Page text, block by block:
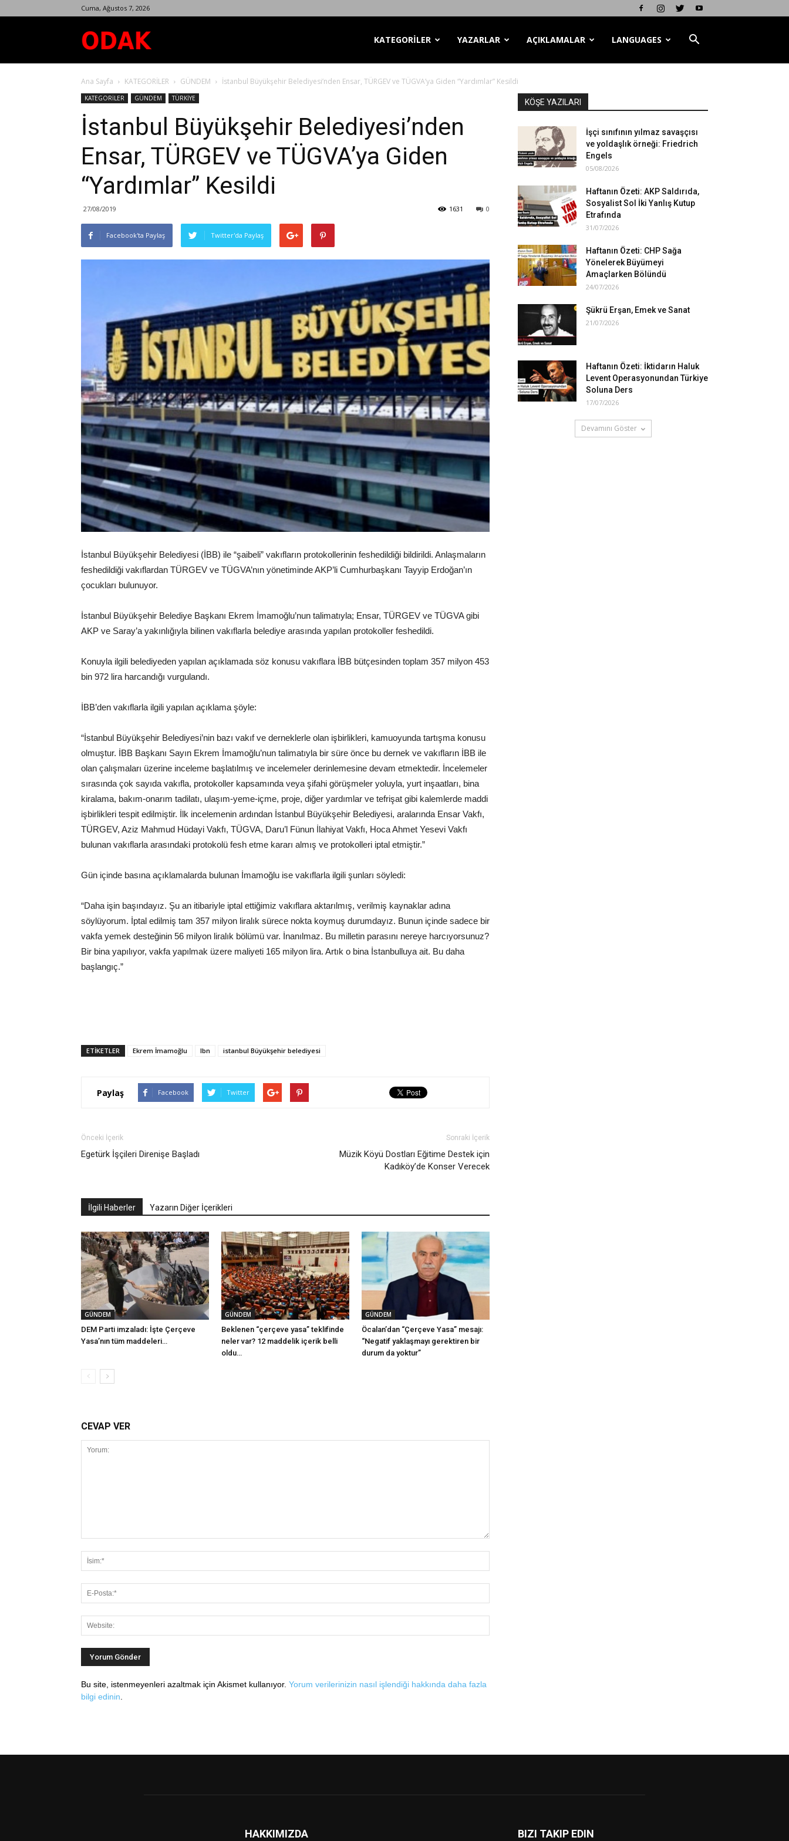
Cuma, Ağustos 7, 2026
Dergisi
KATEGORİLER YAZARLAR AÇIKLAMALAR LANGUAGES
Ana Sayfa KATEGORİLER GÜNDEM İstanbul Büyükşehir Belediyesi’nden Ensar, TÜRGEV ve TÜGVA’ya Giden “Yardımlar” Kesildi
KATEGORİLER GÜNDEM TÜRKİYE
İstanbul Büyükşehir Belediyesi’nden
Ensar, TÜRGEV ve TÜGVA’ya Giden
“Yardımlar” Kesildi
27/08/2019 0
1631
Facebook'ta Paylaş Twitter'da Paylaş
İstanbul Büyükşehir Belediyesi (İBB) ile “şaibeli” vakıfların protokollerinin feshedildiği bildirildi. Anlaşmaların
feshedildiği vakıflardan TÜRGEV ve TÜGVA’nın yönetiminde AKP’li Cumhurbaşkanı Tayyip Erdoğan’ın
çocukları bulunuyor.
İstanbul Büyükşehir Belediye Başkanı Ekrem İmamoğlu’nun talimatıyla; Ensar, TÜRGEV ve TÜGVA gibi
AKP ve Saray’a yakınlığıyla bilinen vakıflarla belediye arasında yapılan protokoller feshedildi.
Konuyla ilgili belediyeden yapılan açıklamada söz konusu vakıflara İBB bütçesinden toplam 357 milyon 453
bin 972 lira harcandığı vurgulandı.
İBB’den vakıflarla ilgili yapılan açıklama şöyle:
“İstanbul Büyükşehir Belediyesi’nin bazı vakıf ve derneklerle olan işbirlikleri, kamuoyunda tartışma konusu
olmuştur. İBB Başkanı Sayın Ekrem İmamoğlu’nun talimatıyla bir süre önce bu dernek ve vakıfların İBB ile
olan çalışmaları üzerine inceleme başlatılmış ve incelemeler derinlemesine devam etmektedir. İncelemeler
sırasında çok sayıda vakıfla, protokoller kapsamında veya şifahi görüşmeler yoluyla, yurt inşaatları, bina
kiralama, bakım-onarım tadilatı, ulaşım-yeme-içme, proje, diğer yardımlar ve tefrişat gibi kalemlerde maddi
işbirlikleri tespit edilmiştir. İlk incelemenin ardından İstanbul Büyükşehir Belediyesi, aralarında Ensar Vakfı,
TÜRGEV, Aziz Mahmud Hüdayi Vakfı, TÜGVA, Daru’l Fünun İlahiyat Vakfı, Hoca Ahmet Yesevi Vakfı
bulunan vakıflarla arasındaki protokolü fesh etme kararı almış ve protokolleri iptal etmiştir.”
Gün içinde basına açıklamalarda bulunan İmamoğlu ise vakıflarla ilgili şunları söyledi:
“Daha işin başındayız. Şu an itibariyle iptal ettiğimiz vakıflara aktarılmış, verilmiş kaynaklar adına
söylüyorum. İptal edilmiş tam 357 milyon liralık sürece nokta koymuş durumdayız. Bunun içinde sadece bir
vakfa yemek desteğinin 56 milyon liralık bölümü var. İnanılmaz. Bu milletin parasını nereye harcıyorsunuz?
Bir bina yapılıyor, vakfa yapılmak üzere maliyeti 165 milyon lira. Artık o bina İstanbulluya ait. Bu daha
başlangıç.”
ETIKETLER Ekrem İmamoğlu Ibn istanbul Büyükşehir belediyesi
Paylaş Facebook Twitter
Önceki İçerik
Egetürk İşçileri Direnişe Başladı
Sonraki İçerik
Müzik Köyü Dostları Eğitime Destek için
Kadıköy’de Konser Verecek
İlgili Haberler Yazarın Diğer İçerikleri
GÜNDEM
DEM Parti imzaladı: İşte Çerçeve
Yasa’nın tüm maddeleri…
GÜNDEM
Beklenen “çerçeve yasa” teklifinde
neler var? 12 maddelik içerik belli
oldu…
GÜNDEM
Öcalan’dan “Çerçeve Yasa” mesajı:
“Negatif yaklaşmayı gerektiren bir
durum da yoktur”
CEVAP VER
Bu site, istenmeyenleri azaltmak için Akismet kullanıyor. Yorum verilerinizin nasıl işlendiği hakkında daha fazla
bilgi edinin
KÖŞE YAZILARI
İşçi sınıfının yılmaz savaşçısı
ve yoldaşlık örneği: Friedrich
Engels
05/08/2026
Haftanın Özeti: AKP Saldırıda,
Sosyalist Sol İki Yanlış Kutup
Etrafında
31/07/2026
Haftanın Özeti: CHP Sağa
Yönelerek Büyümeyi
Amaçlarken Bölündü
24/07/2026
Şükrü Erşan, Emek ve Sanat
21/07/2026
Haftanın Özeti: İktidarın Haluk
Levent Operasyonundan Türkiye
Soluna Ders
17/07/2026
Devamını Göster
HAKKIMIZDA BIZI TAKIP EDIN